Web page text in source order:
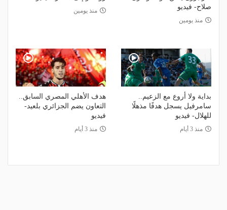
صلاح- فيديو
منذ يومين
منذ يومين
بداية ولا أروع مع الزعيم..
سامرفيل يسجل هدفًا مذهلًا
للهلال- فيديو
منذ 3 أيام
هدف الأهلي المصري السابق..
التعاون يضم الجزائري بلعيد-
فيديو
منذ 3 أيام